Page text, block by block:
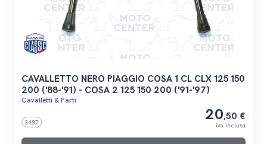
CAVALLETTO NERO PIAGGIO COSA 1 CL CLX 125 150
200 ('88-'91) - COSA 2 125 150 200 ('91-'97)
Cavalletti & Parti
3497 20,50 €
iva inclusa